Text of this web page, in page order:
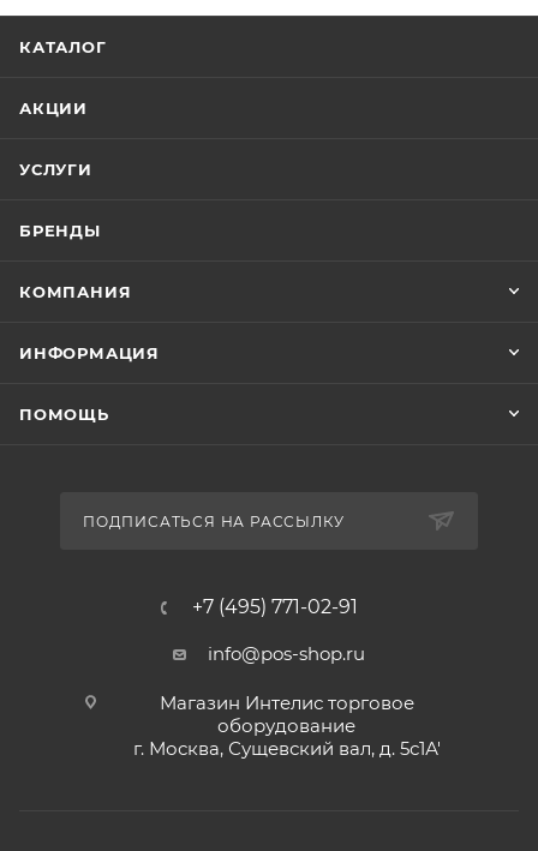
КАТАЛОГ
АКЦИИ
УСЛУГИ
БРЕНДЫ
КОМПАНИЯ
ИНФОРМАЦИЯ
ПОМОЩЬ
ПОДПИСАТЬСЯ НА РАССЫЛКУ
+7 (495) 771-02-91
info@pos-shop.ru
Магазин Интелис торговое
оборудование
г. Москва, Сущевский вал, д. 5с1А'